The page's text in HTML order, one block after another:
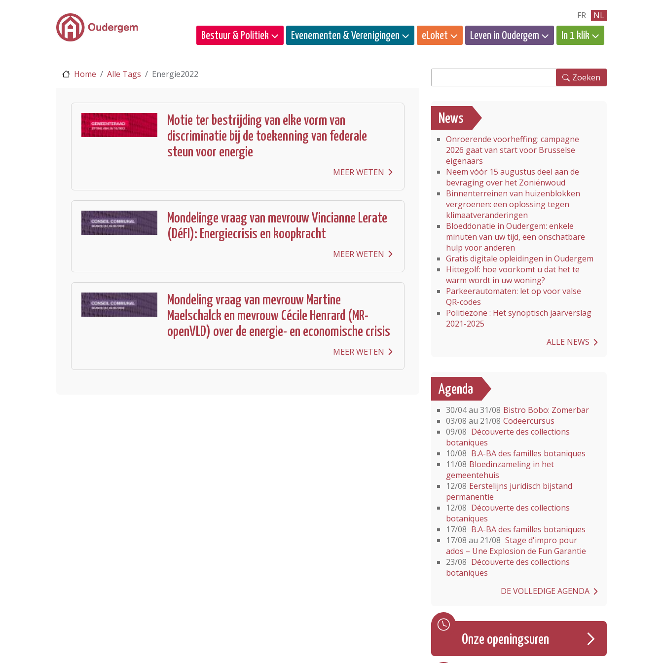
Ga naar de hoofdinhoud FR NL
Bestuur & Politiek Evenementen & Verenigingen eLoket Leven in Oudergem In 1 klik
Home Alle Tags Energie2022
Motie ter bestrijding van elke vorm van
discriminatie bij de toekenning van federale
steun voor energie
MEER WETEN
Mondelinge vraag van mevrouw Vincianne Lerate
(DéFI): Energiecrisis en koopkracht
MEER WETEN
Mondeling vraag van mevrouw Martine
Maelschalck en mevrouw Cécile Henrard (MR-
openVLD) over de energie- en economische crisis
MEER WETEN
Zoeken
News
Onroerende voorheffing: campagne
2026 gaat van start voor Brusselse
eigenaars
Neem vóór 15 augustus deel aan de
bevraging over het Zoniënwoud
Binnenterreinen van huizenblokken
vergroenen: een oplossing tegen
klimaatveranderingen
Bloeddonatie in Oudergem: enkele
minuten van uw tijd, een onschatbare
hulp voor anderen
Gratis digitale opleidingen in Oudergem
Hittegolf: hoe voorkomt u dat het te
warm wordt in uw woning?
Parkeerautomaten: let op voor valse
QR-codes
Politiezone : Het synoptisch jaarverslag
2021-2025
ALLE NEWS
Agenda
30/04 au 31/08 Bistro Bobo: Zomerbar
03/08 au 21/08 Codeercursus
09/08 Découverte des collections
botaniques
10/08 B.A-BA des familles botaniques
11/08 Bloedinzameling in het
gemeentehuis
12/08 Eerstelijns juridisch bijstand
permanentie
12/08 Découverte des collections
botaniques
17/08 B.A-BA des familles botaniques
17/08 au 21/08 Stage d'impro pour
ados – Une Explosion de Fun Garantie
23/08 Découverte des collections
botaniques
DE VOLLEDIGE AGENDA
Onze openingsuren